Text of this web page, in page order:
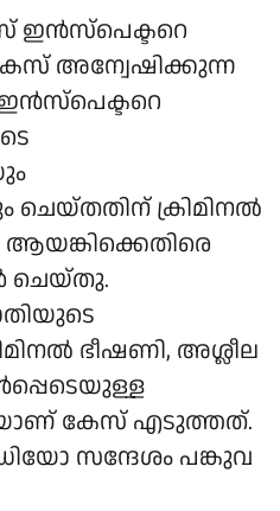
ഇൻസ്പെക്ടറെ
അന്വേഷിക്കുന്ന
ക്രിമിനൽ
ചെയ്തു.
ഭീഷണി, അശ്ലീല
കേസ് എടുത്തത്.
സന്ദേശം പങ്കുവ